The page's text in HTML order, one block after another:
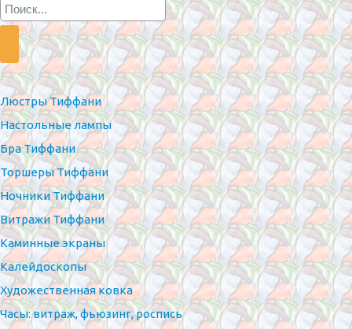
Люстры Тиффани
Настольные лампы
Бра Тиффани
Торшеры Тиффани
Ночники Тиффани
Витражи Тиффани
Каминные экраны
Калейдоскопы
Художественная ковка
Часы: витраж, фьюзинг, роспись